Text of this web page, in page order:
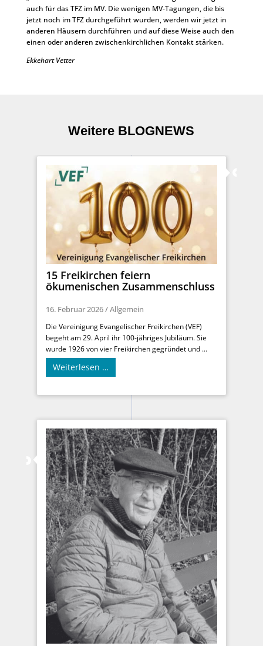
auch für das TFZ im MV. Die wenigen MV-Tagungen, die bis
jetzt noch im TFZ durchgeführt wurden, werden wir jetzt in
anderen Häusern durchführen und auf diese Weise auch den
einen oder anderen zwischenkirchlichen Kontakt stärken.
Ekkehart Vetter
Weitere BLOGNEWS
15 Freikirchen feiern
ökumenischen Zusammenschluss
16. Februar 2026/Allgemein
Die Vereinigung Evangelischer Freikirchen (VEF)
begeht am 29. April ihr 100-jähriges Jubiläum. Sie
wurde 1926 von vier Freikirchen gegründet und ...
Weiterlesen …